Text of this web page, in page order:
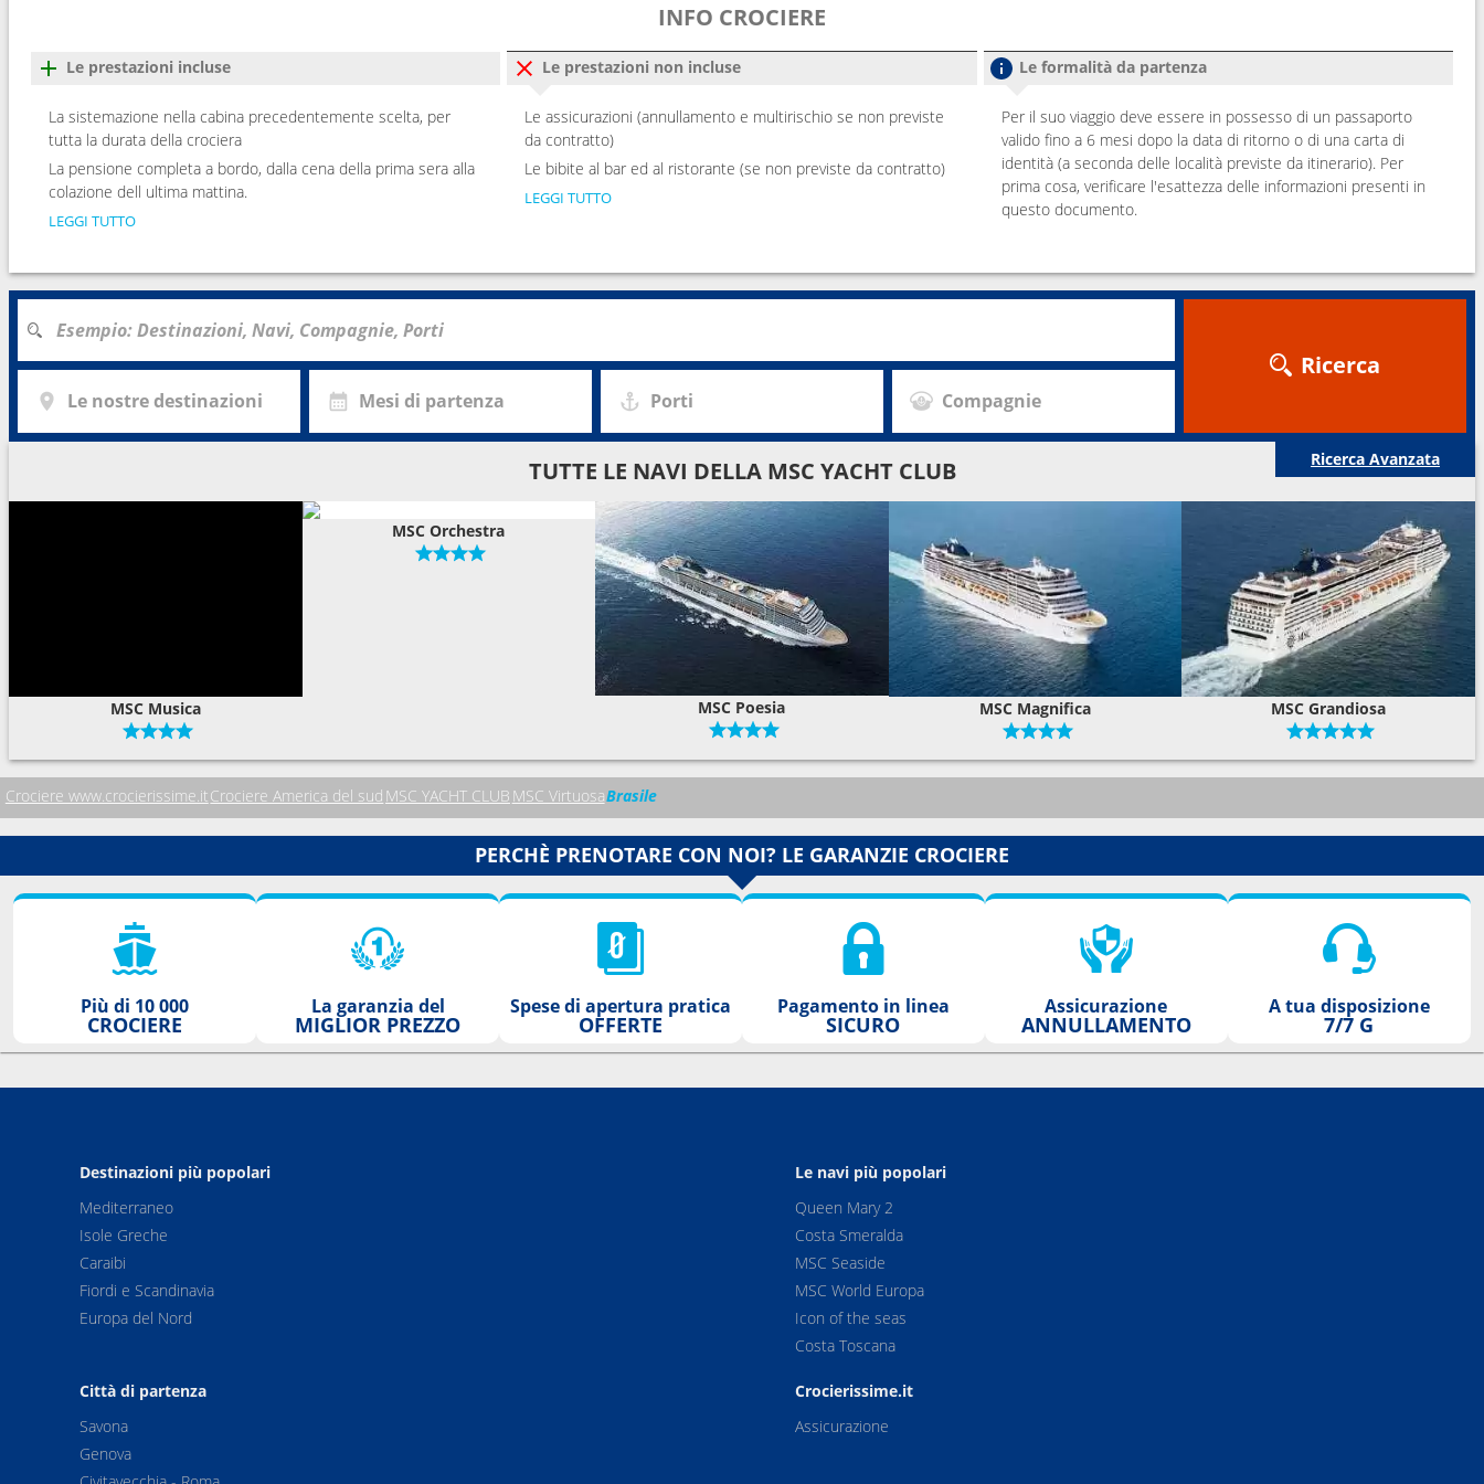
INFO CROCIERE
Le prestazioni incluse
La sistemazione nella cabina precedentemente scelta, per
tutta la durata della crociera
La pensione completa a bordo, dalla cena della prima sera alla
colazione dell ultima mattina.
LEGGI TUTTO
Le prestazioni non incluse
Le assicurazioni (annullamento e multirischio se non previste
da contratto)
Le bibite al bar ed al ristorante (se non previste da contratto)
LEGGI TUTTO
Le formalità da partenza
Per il suo viaggio deve essere in possesso di un passaporto
valido fino a 6 mesi dopo la data di ritorno o di una carta di
identità (a seconda delle località previste da itinerario). Per
prima cosa, verificare l'esattezza delle informazioni presenti in
questo documento.
Le nostre destinazioni Mesi di partenza Porti Compagnie
Ricerca
Ricerca Avanzata
TUTTE LE NAVI DELLA MSC YACHT CLUB
MSC Musica
MSC Orchestra
MSC Poesia MSC Magnifica MSC Grandiosa
Crociere www.crocierissime.itCrociere America del sud MSC YACHT CLUB MSC VirtuosaBrasile
PERCHÈ PRENOTARE CON NOI? LE GARANZIE CROCIERE
Più di 10 000
CROCIERE
La garanzia del
MIGLIOR PREZZO
Spese di apertura pratica
OFFERTE
Pagamento in linea
SICURO
Assicurazione
ANNULLAMENTO
A tua disposizione
7/7 G
Destinazioni più popolari
Mediterraneo
Isole Greche
Caraibi
Fiordi e Scandinavia
Europa del Nord
Le navi più popolari
Queen Mary 2
Costa Smeralda
MSC Seaside
MSC World Europa
Icon of the seas
Costa Toscana
Città di partenza
Savona
Genova
Crocierissime.it
Assicurazione